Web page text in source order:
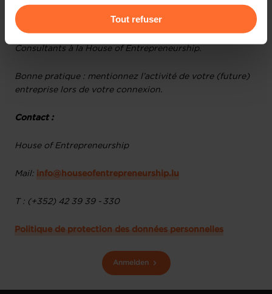
Pour de plus amples informations sur la manière dont
nous utilisons lescookies et sommes amenés à traiter
vos données personnelles, vous pouvez consulter notre
protection des données personnelles
.
Tout refuser
Animation : Loic Guelfi et Daniel Milano, Business
Consultants à la House of Entrepreneurship.
Bonne pratique : mentionnez l’activité de votre (future)
entreprise lors de votre connexion.
Contact :
House of Entrepreneurship
Mail: info@houseofentrepreneurship.lu
T : (+352) 42 39 39 - 330
Politique de protection des données personnelles
Anmelden